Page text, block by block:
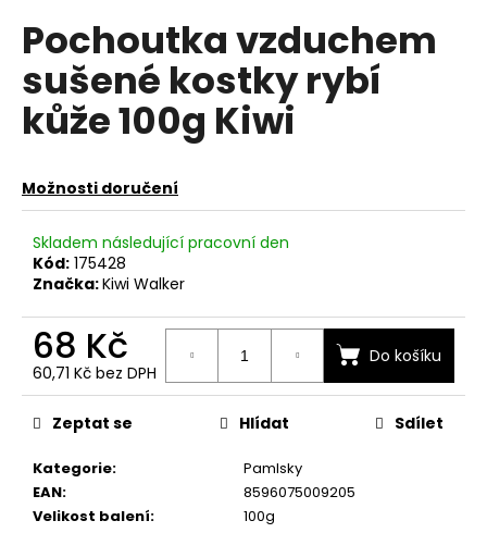
produktu
je
z
5
hvězdiček.
Pochoutka vzduchem
sušené kostky rybí
kůže 100g Kiwi
Možnosti doručení
Skladem následující pracovní den
Kód: 175428
Značka:Kiwi Walker
68 Kč
60,71 Kč bez DPH
Měrná
cena:
Do košíku
Kategorie:
Pamlsky
EAN:
8596075009205
Velikost balení: 100g
Zeptat se Hlídat Sdílet
a
j
í
t
?
HLEDAT
D
o
p
o
u
č
u